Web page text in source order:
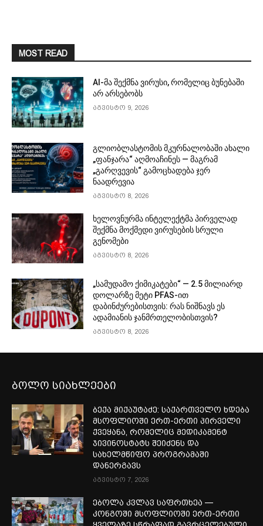
MOST READ
AI-მა შექმნა ვირუსი, რომელიც ბუნებაში
არ არსებობს
აგვისტო 9, 2026
გლიობლასტომის მკურნალობაში ახალი
„ფანჯარა“ აღმოაჩინეს — მაგრამ
„გარღვევის“ გამოცხადება ჯერ
ნაადრევია
აგვისტო 8, 2026
ხელოვნურმა ინტელექტმა პირველად
შექმნა მოქმედი ვირუსების სრული
გენომები
აგვისტო 8, 2026
„სამუდამო ქიმიკატები“ — 2.5 მილიარდ
დოლარზე მეტი PFAS-ით
დაბინძურებისთვის: რას ნიშნავს ეს
ადამიანის ჯანმრთელობისთვის?
აგვისტო 8, 2026
ბოლო სიახლეები
ბექა მიქაუტაძე: საქართველო ხდება
მსოფლიოში ერთ-ერთი პირველი
ქვეყანა, რომელიც მედიკამენტ
ჯივინოსტატს შეიძენს და
სახელმწიფო პროგრამაში
დანერგავს
აგვისტო 7, 2026
ებოლა კვლავ საფრთხეა —
კონგოში მსოფლიოში ერთ-ერთი